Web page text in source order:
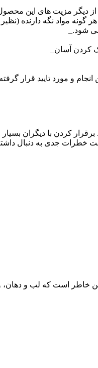
دیگر مزیت های این
مواد نگه دارنده (نظیر
شود._
کردن آسان_
و مورد تایید قرار
کردن با دیگران
خطرات جدی به دنبال
این خاطر است که لب و